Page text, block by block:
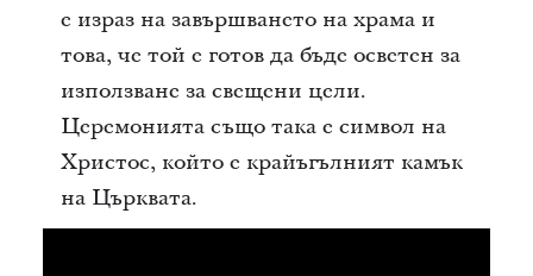
е израз на завършването на храма и
това, че той е готов да бъде осветен за
използване за свещени цели.
Церемонията също така е символ на
Христос, който е крайъгълният камък
на Църквата.